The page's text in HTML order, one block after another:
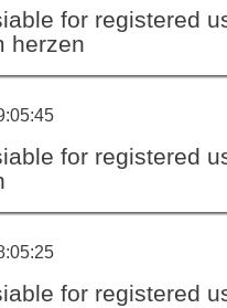
for registered
herzen
for registered
for registered